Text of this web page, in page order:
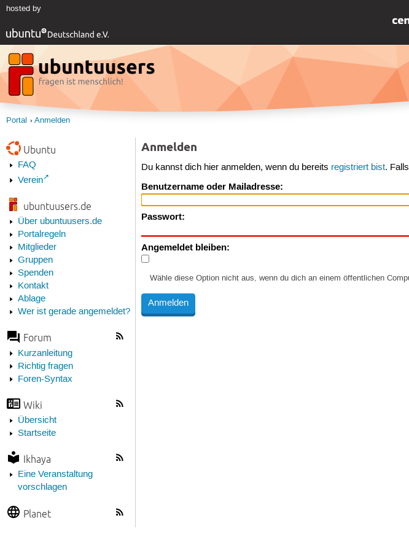
hosted by
Portal Anmelden
Ubuntu
FAQ
Verein
ubuntuusers.de
Über ubuntuusers.de
Portalregeln
Mitglieder
Gruppen
Spenden
Kontakt
Ablage
Wer ist gerade angemeldet?
Forum
Kurzanleitung
Richtig fragen
Foren-Syntax
Wiki
Übersicht
Startseite
Ikhaya
Eine Veranstaltung
vorschlagen
Planet
Anmelden
Du kannst dich hier anmelden, wenn du bereits registriert bist.
Benutzername oder Mailadresse:
Passwort:
Angemeldet bleiben:
Wähle diese Option nicht aus, wenn du dich an einem öffentlichen